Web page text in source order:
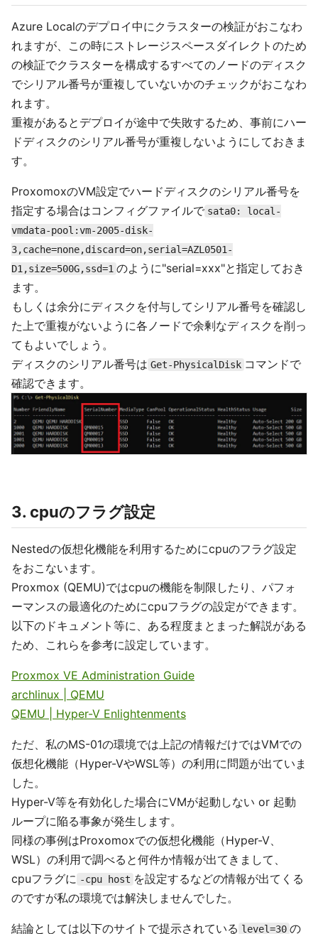
Azure Localのデプロイ中にクラスターの検証がおこなわ
れますが、この時にストレージスペースダイレクトのため
の検証でクラスターを構成するすべてのノードのディスク
でシリアル番号が重複していないかのチェックがおこなわ
れます。
重複があるとデプロイが途中で失敗するため、事前にハー
ドディスクのシリアル番号が重複しないようにしておきま
す。
ProxomoxのVM設定でハードディスクのシリアル番号を
指定する場合はコンフィグファイルで sata0: local-
vmdata-pool:vm-2005-disk-
3,cache=none,discard=on,serial=AZL0501-
D1,size=500G,ssd=1 のように"serial=xxx"と指定しておき
ます。
もしくは余分にディスクを付与してシリアル番号を確認し
た上で重複がないように各ノードで余剰なディスクを削っ
てもよいでしょう。
ディスクのシリアル番号は Get-PhysicalDisk コマンドで
確認できます。
3. cpuのフラグ設定
Nestedの仮想化機能を利用するためにcpuのフラグ設定
をおこないます。
Proxmox (QEMU)ではcpuの機能を制限したり、パフォ
ーマンスの最適化のためにcpuフラグの設定ができます。
以下のドキュメント等に、ある程度まとまった解説がある
ため、これらを参考に設定しています。
Proxmox VE Administration Guide
archlinux | QEMU
QEMU | Hyper-V Enlightenments
ただ、私のMS-01の環境では上記の情報だけではVMでの
仮想化機能（Hyper-VやWSL等）の利用に問題が出ていま
した。
Hyper-V等を有効化した場合にVMが起動しない or 起動
ループに陥る事象が発生します。
同様の事例はProxomoxでの仮想化機能（Hyper-V、
WSL）の利用で調べると何件か情報が出てきまして、
cpuフラグに -cpu host を設定するなどの情報が出てくる
のですが私の環境では解決しませんでした。
結論としては以下のサイトで提示されている level=30 の